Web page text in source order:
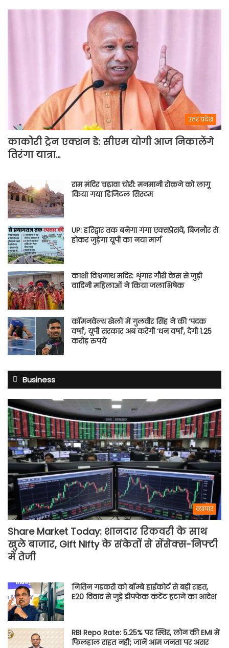
उत्तर प्रदेश
काकोरी ट्रेन एक्शन डे: सीएम योगी आज निकालेंगे
तिरंगा यात्रा…
राम मंदिर चढ़ावा चोरी: मनमानी रोकने को लागू
किया गया डिजिटल सिस्टम
UP: हरिद्वार तक बनेगा गंगा एक्सप्रेसवे, बिजनौर से
होकर जुड़ेगा यूपी का नया मार्ग
काशी विश्वनाथ मदिर: शृंगार गौरी केस से जुड़ी
वादिनी महिलाओं ने किया जलाभिषेक
कॉमनवेल्थ खेलों में गुलवीर सिंह ने की ‘पदक
वर्षा’, यूपी सरकार अब करेगी ‘धन वर्षा’, देगी 1.25
करोड़ रुपये
Business
व्यापार
Share Market Today: शानदार रिकवरी के साथ
खुले बाजार, Gift Nifty के संकेतों से सेंसेक्स-निफ्टी
में तेजी
नितिन गडकरी को बॉम्बे हाईकोर्ट से बड़ी राहत,
E20 विवाद से जुड़े डीपफेक कंटेंट हटाने का आदेश
RBI Repo Rate: 5.25% पर स्थिर, लोन की EMI में
फिलहाल राहत नहीं; जानें आम जनता पर असर